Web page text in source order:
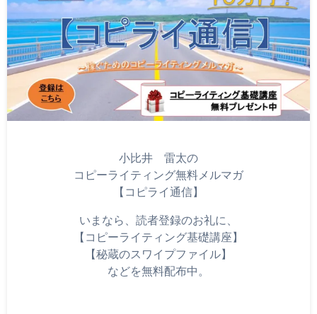
小比井 雷太の
コピーライティング無料メルマガ
【コピライ通信】
いまなら、読者登録のお礼に、
【コピーライティング基礎講座】
【秘蔵のスワイプファイル】
などを無料配布中。